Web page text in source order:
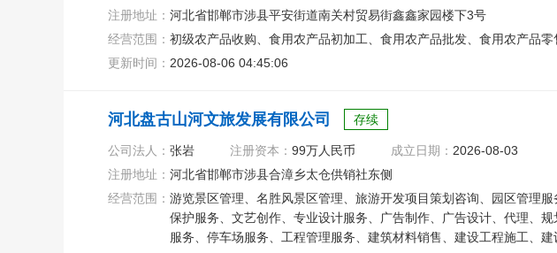
注册地址： 河北省邯郸市涉县平安街道南关村贸易街鑫鑫家园楼下3号
经营范围： 初级农产品收购、食用农产品初加工、食用农产品批发、食用农产品
更新时间： 2026-08-06 04:45:06
河北盘古山河文旅发展有限公司 存续
公司法人： 张岩 注册资本： 99万人民币 成立日期： 2026-08-03
注册地址： 河北省邯郸市涉县合漳乡太仓供销社东侧
经营范围： 游览景区管理、名胜风景区管理、旅游开发项目策划咨询、园区管理
保护服务、文艺创作、专业设计服务、广告制作、广告设计、代理、
服务、停车场服务、工程管理服务、建筑材料销售、建设工程施工、